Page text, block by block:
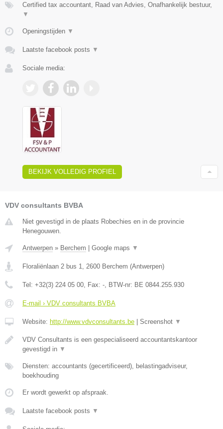
Certified tax accountant, Raad van Advies, Onafhankelijk bestuur,
▼
Openingstijden ▼
Laatste facebook posts ▼
Sociale media:
BEKIJK VOLLEDIG PROFIEL
VDV consultants BVBA
Niet gevestigd in de plaats Robechies en in de provincie
Henegouwen.
Antwerpen » Berchem Google maps ▼
Floraliënlaan 2 bus 1, 2600 Berchem (Antwerpen)
Tel: +32(3) 224 05 00, Fax: -, BTW-nr: BE 0844.255.930
E-mail › VDV consultants BVBA
Website: http://www.vdvconsultants.be Screenshot ▼
VDV Consultants is een gespecialiseerd accountantskantoor
gevestigd in ▼
Diensten: accountants (gecertificeerd), belastingadviseur,
boekhouding
Er wordt gewerkt op afspraak.
Laatste facebook posts ▼